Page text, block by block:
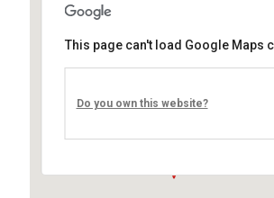
Művelődési ház
Fő út 8 - Nagyréde
This page can't load Google Maps
Do you own this website?